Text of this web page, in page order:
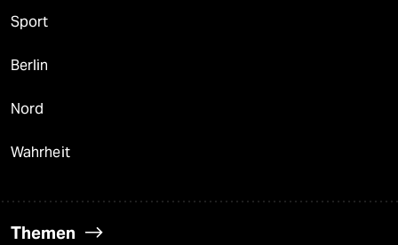
Sport
Berlin
Nord
Wahrheit
Themen